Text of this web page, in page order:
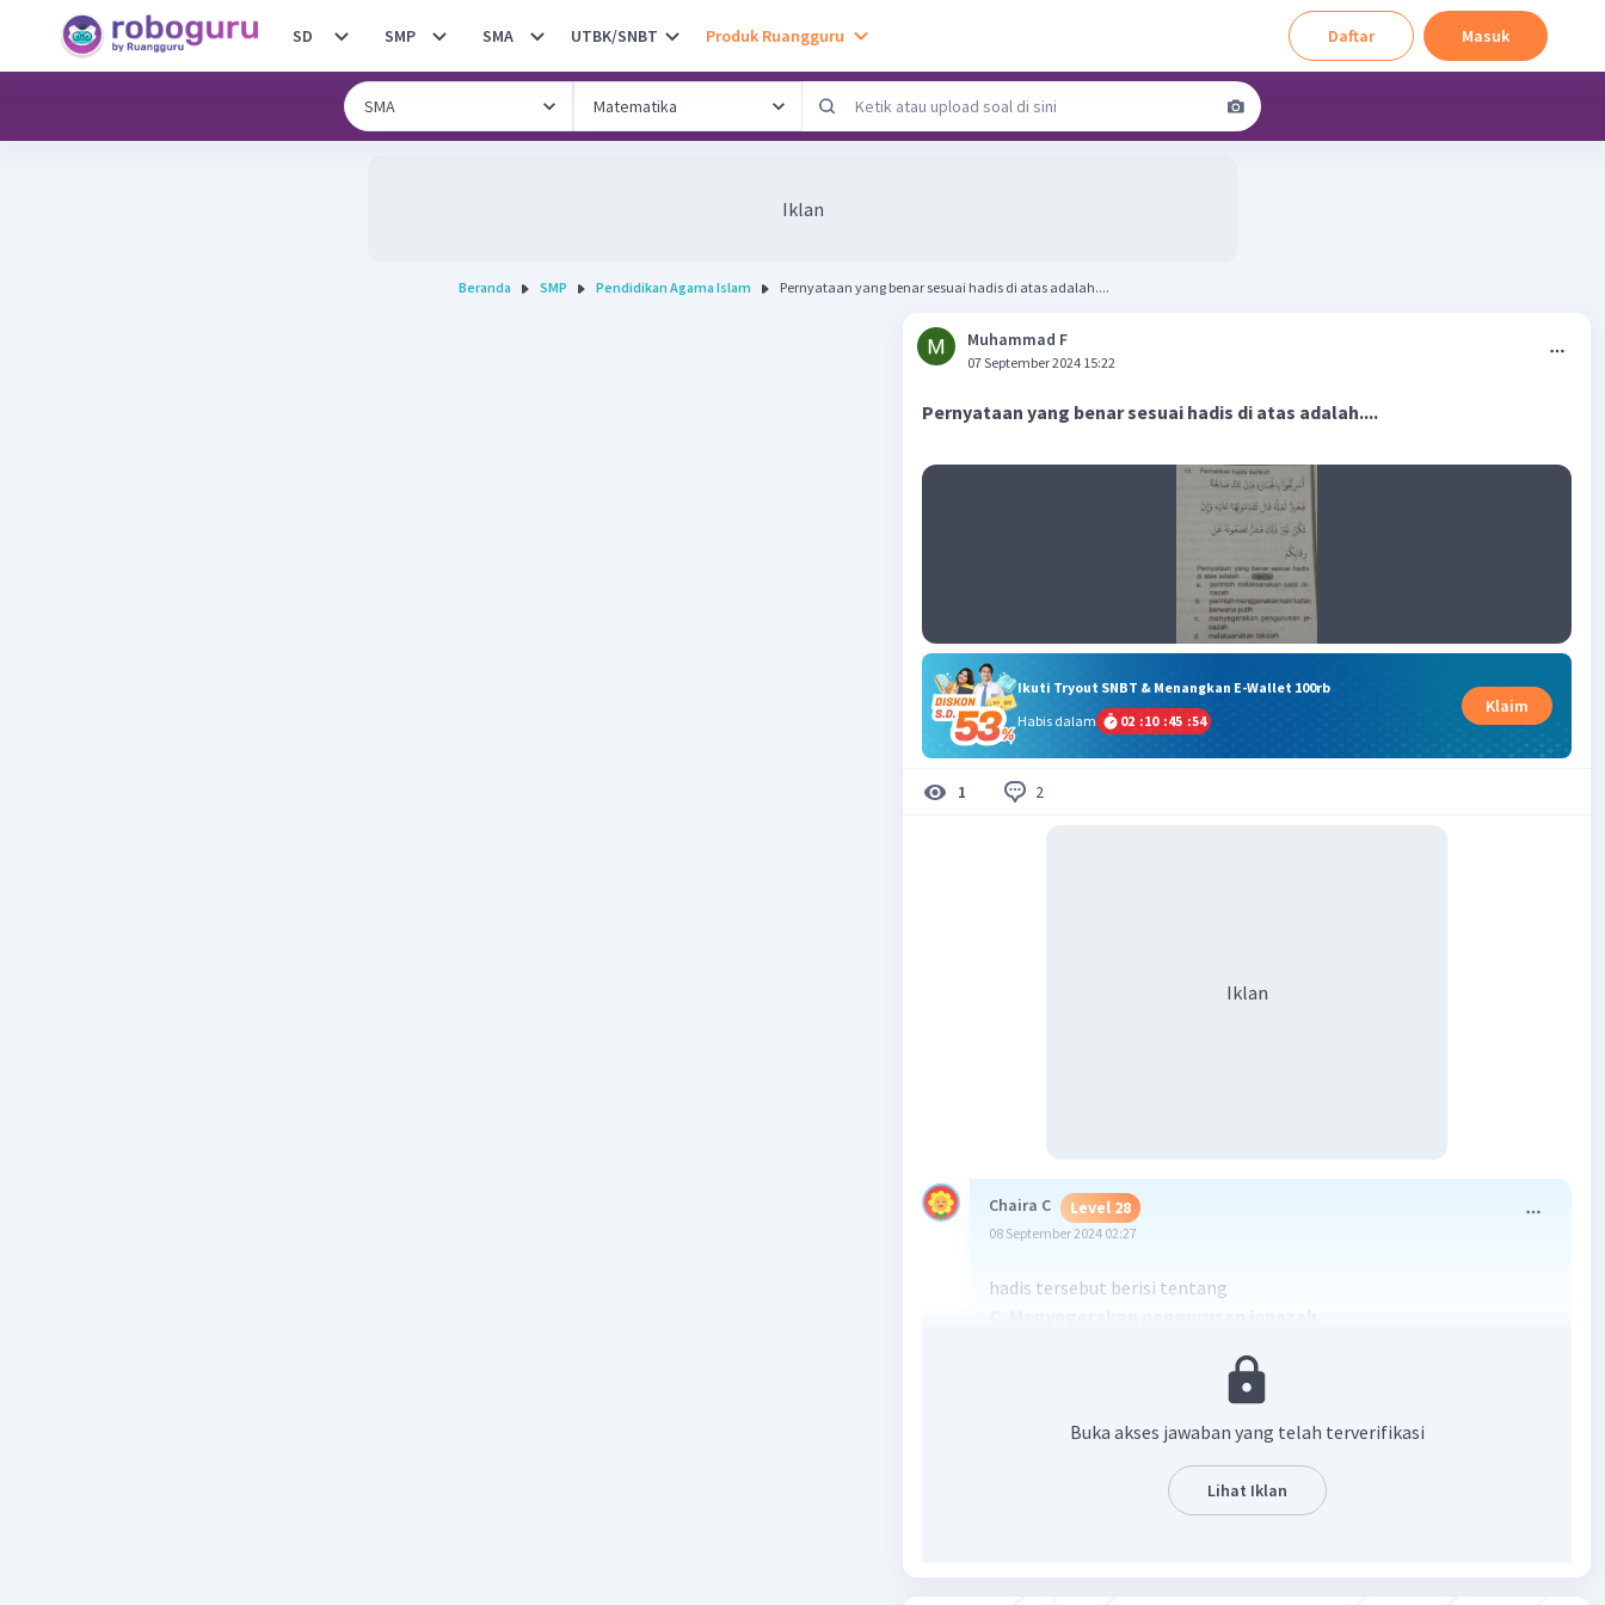
SD SMP SMA UTBK/SNBT Produk Ruangguru Daftar Masuk
Iklan
Beranda SMP Pendidikan Agama Islam Pernyataan yang benar sesuai hadis di atas adalah....
Muhammad F
07 September 2024 15:22
Pernyataan yang benar sesuai hadis di atas adalah....
Ikuti Tryout SNBT & Menangkan E-Wallet 100rb
Habis dalam
02 :10 :45 :54
Klaim
1 2
Iklan
Chaira C Level 28
08 September 2024 02:27
hadis tersebut berisi tentang
Balas
Muhammad F Level 36
penjelasannya mana???
Buka akses jawaban yang telah terverifikasi
Lihat Iklan